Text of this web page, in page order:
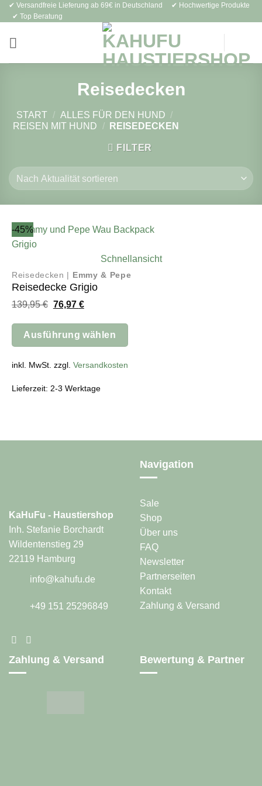
Zum
Inhalt
springen
✔ Versandfreie Lieferung ab 69€ in Deutschland ✔ Hochwertige Produkte
✔ Top Beratung
Reisedecken
START / ALLES FÜR DEN HUND /
REISEN MIT HUND
/ REISEDECKEN
FILTER
-45%
Schnellansicht
Reisedecken | Emmy & Pepe
Reisedecke Grigio
139,95€ Ursprünglicher
war:
139,95 €
76,97 €Aktueller
ist:
76,97 €.
Ausführung wählen
Produkt
mehrere
werden
inkl. MwSt. zzgl. Versandkosten
Lieferzeit: 2-3 Werktage
KaHuFu - Haustiershop
Inh. Stefanie Borchardt
Wildentenstieg 29
22119 Hamburg
info@kahufu.de
+49 151 25296849
Navigation
Sale
Shop
Über uns
FAQ
Newsletter
Partnerseiten
Kontakt
Zahlung & Versand
Zahlung & Versand Bewertung & Partner